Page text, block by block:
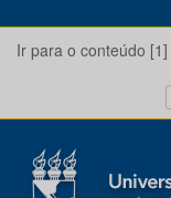
Ir para o conteúdo [1]